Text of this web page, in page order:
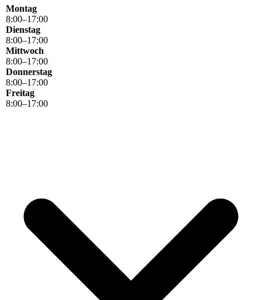
Montag
8:00–17:00
Dienstag
8:00–17:00
Mittwoch
8:00–17:00
Donnerstag
8:00–17:00
Freitag
8:00–17:00